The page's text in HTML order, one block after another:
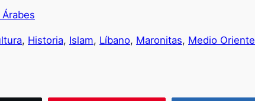
, Historia, Islam, Líbano, Maronitas, Medio Oriente